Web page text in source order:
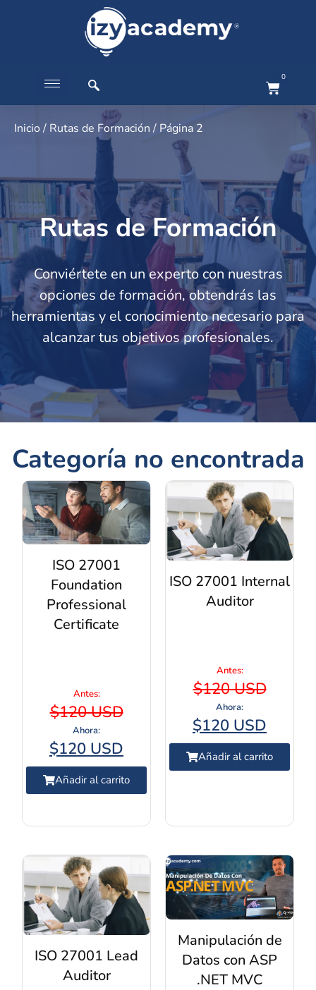
0
Inicio/ Rutas de Formación / Página 2
Rutas de Formación
Conviértete en un experto con nuestras
opciones de formación, obtendrás las
herramientas y el conocimiento necesario para
alcanzar tus objetivos profesionales.
Categoría no encontrada
ISO 27001
Foundation
Professional
Certificate
$120 USD
$120 USD
Añadir al carrito
ISO 27001 Internal
Auditor
$120 USD
$120 USD
Añadir al carrito
ISO 27001 Lead
Auditor
Manipulación de
Datos con ASP
.NET MVC